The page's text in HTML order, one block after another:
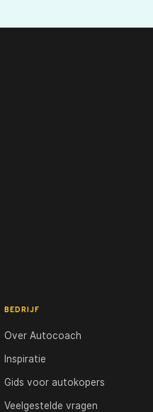
BEDRIJF
Over Autocoach
Inspiratie
Gids voor autokopers
Veelgestelde vragen